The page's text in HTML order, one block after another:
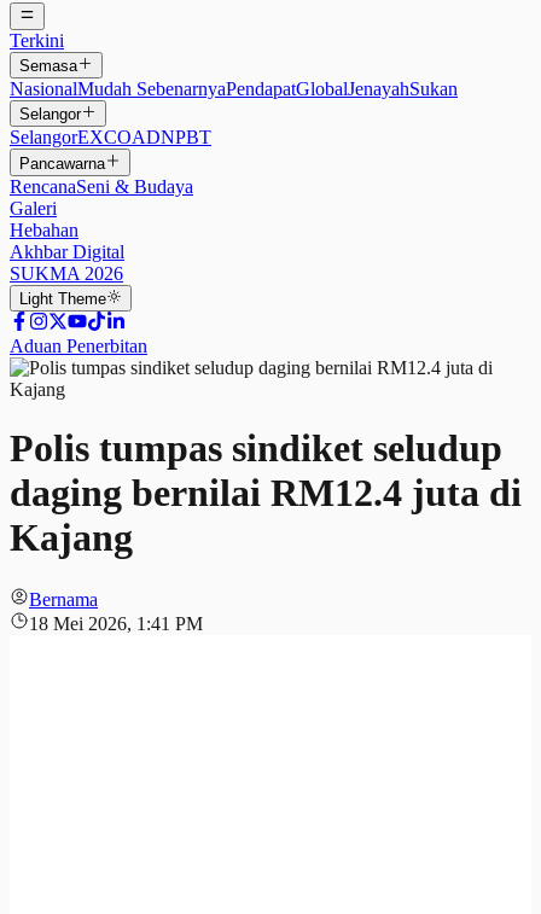
Terkini
Semasa
NasionalMudah SebenarnyaPendapatGlobalJenayahSukan
Selangor
SelangorEXCOADNPBT
Pancawarna
RencanaSeni & Budaya
Galeri
Hebahan
Akhbar Digital
SUKMA 2026
Light Theme
Aduan Penerbitan
Polis tumpas sindiket seludup
daging bernilai RM12.4 juta di
Kajang
Bernama
18 Mei 2026, 1:41 PM